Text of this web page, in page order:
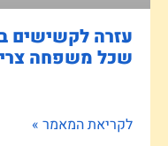
עזרה לקשישים
שכל משפחה
לקריאת המאמר »